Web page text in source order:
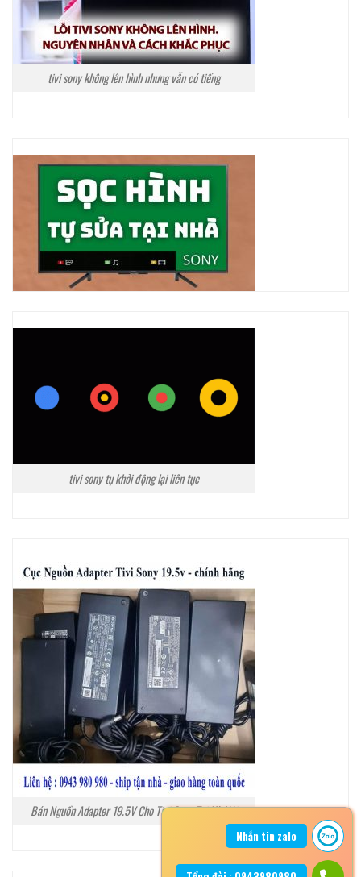
tivi sony không lên hình nhưng vẫn có tiếng
tivi sony tụ khởi động lại liên tục
Bán Nguồn Adapter 19.5V Cho Tivi Sony Tại Hà Nội
Nhắn tin zalo